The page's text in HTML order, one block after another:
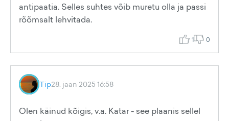
antipaatia. Selles suhtes võib muretu olla ja passi
rõõmsalt lehvitada.
1 0
Tip28. jaan 2025 16:58
Olen käinud kõigis, v.a. Katar - see plaanis sellel